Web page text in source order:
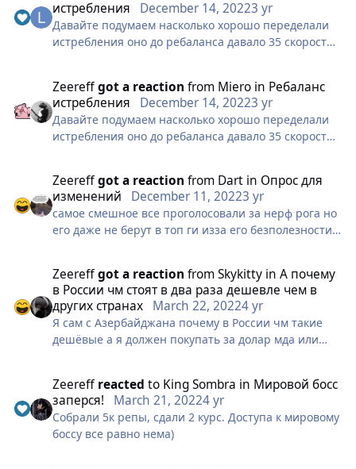
истребления
December 14, 20223 yr
Давайте подумаем насколько хорошо переделали
истребления оно до ребаланса давало 35 скорости
35 скорости?? У перса у которого и так мало
навыков на статы ? Ни точности ни пробива теперь
ни скорости только крит и кд которого чем больше
тем оно бесполезнее зашибись...
Zeereffgot a reaction from Miero in Ребаланс
истребления
December 14, 20223 yr
Давайте подумаем насколько хорошо переделали
истребления оно до ребаланса давало 35 скорости
35 скорости?? У перса у которого и так мало
навыков на статы ? Ни точности ни пробива теперь
ни скорости только крит и кд которого чем больше
тем оно бесполезнее зашибись...
Zeereffgot a reaction from Dart in Опрос для
изменений
December 11, 20223 yr
самое смешное все проголосовали за нерф рога но
его даже не берут в топ ги изза его безполезности
Zeereffgot a reaction fromSkykitty inА почему
в России чм стоят в два раза дешевле чем в
других странах
March 22, 20224 yr
Я сам с Азербайджана почему в России чм такие
дешёвые а я должен покупать за долар мда или
Zeereff reacted to King Sombra in Мировой босс
заперся!
March 21, 20224 yr
Собрали 5к репы, сдали 2 курс. Доступа к мировому
боссу все равно нема)